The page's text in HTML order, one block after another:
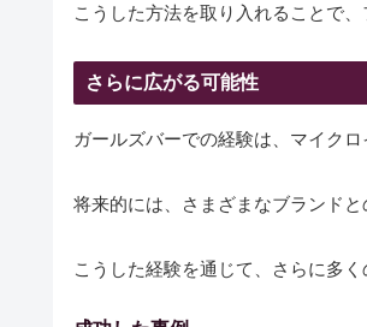
こうした方法を取り入れることで
さらに広がる可能性
ガールズバーでの経験は、マイク
将来的には、さまざまなブランド
こうした経験を通じて、さらに多